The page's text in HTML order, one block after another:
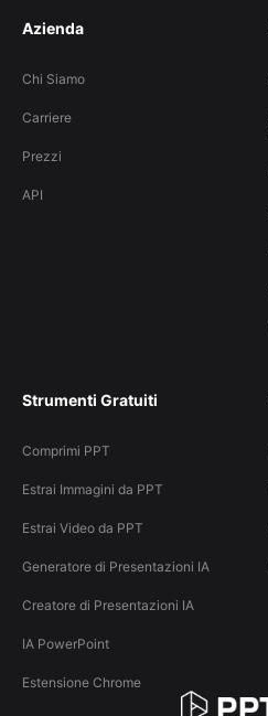
Azienda
Chi Siamo
Carriere
Prezzi
API
Strumenti Gratuiti
Comprimi PPT
Estrai Immagini da PPT
Estrai Video da PPT
Generatore di Presentazioni IA
Creatore di Presentazioni IA
IA PowerPoint
Estensione Chrome